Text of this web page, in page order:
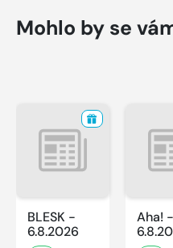
Mohlo by se
BLESK -
6.8.2026
Aha! -